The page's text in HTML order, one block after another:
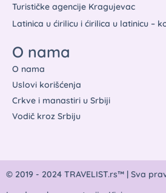
Turističke agencije Kragujevac
Latinica u ćirilicu i ćirilica u latinicu –
O nama
O nama
Uslovi korišćenja
Crkve i manastiri u Srbiji
Vodič kroz Srbiju
© 2019 - 2024 TRAVELIST.rs™ | Sva